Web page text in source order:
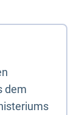
dem